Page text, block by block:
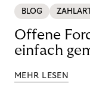
BLOG
Offene
einfach
MEHR LESEN